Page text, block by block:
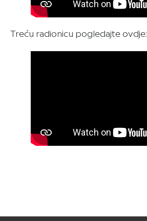
Treću radionicu pogledajte ovdje: